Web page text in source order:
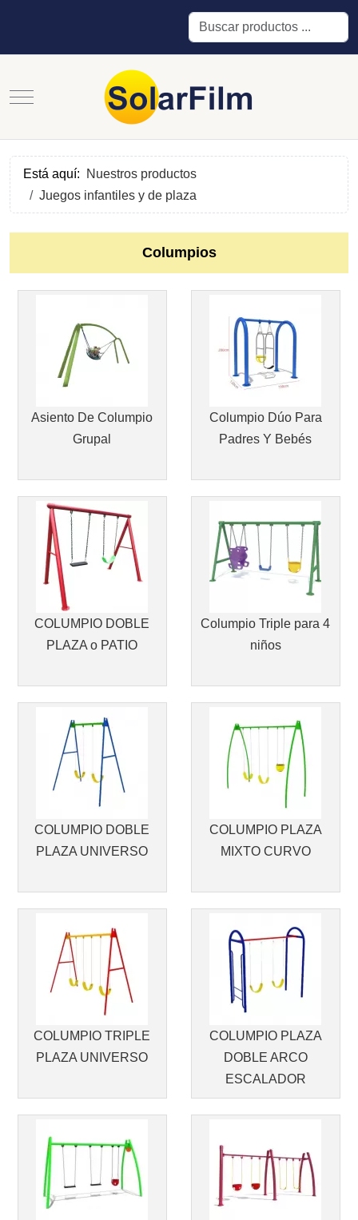
Buscar
Mobile Menu Toggle
Está aquí:
Nuestros productos
Juegos infantiles y de plaza
Columpios
Asiento De Columpio
Grupal
Columpio Dúo Para
Padres Y Bebés
COLUMPIO DOBLE
PLAZA o PATIO
Columpio Triple para 4
niños
COLUMPIO DOBLE
PLAZA UNIVERSO
COLUMPIO PLAZA
MIXTO CURVO
COLUMPIO TRIPLE
PLAZA UNIVERSO
COLUMPIO PLAZA
DOBLE ARCO
ESCALADOR